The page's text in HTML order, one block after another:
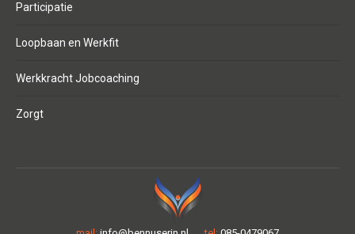
Participatie
Loopbaan en Werkfit
Werkkracht Jobcoaching
Zorgt